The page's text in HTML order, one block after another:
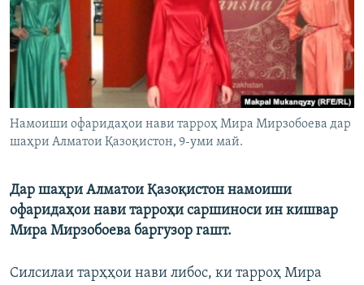
ГУЗОРИШҲОИ РАДИОӢ
Русский
ПАЙГИРӢ КУНЕД
Ҳамаи сомонаҳои RFE/RL
Намоиши офаридаҳои нави тарроҳ Мира Мирзобоева дар
шаҳри Алматои Қазоқистон, 9-уми май.
Дар шаҳри Алматои Қазоқистон намоиши
офаридаҳои нави тарроҳи саршиноси ин кишвар
Мира Мирзобоева баргузор гашт.
Силсилаи тарҳҳои нави либос, ки тарроҳ Мира